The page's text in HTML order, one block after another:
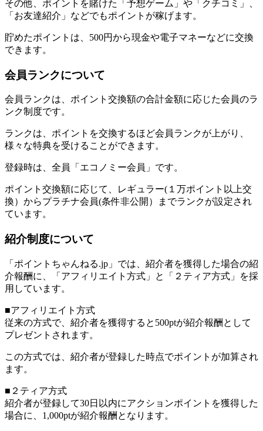
その他、ポイントを賭けた「予想ゲーム」や「クチコミ」、
「お友達紹介」などでもポイントが稼げます。
貯めたポイントは、500円から現金や電子マネーなどに交換
できます。
会員ランクについて
会員ランクは、ポイント交換額の合計金額に応じた会員のラ
ンク制度です。
ランクは、ポイントを交換するほど会員ランクが上がり、
様々な特典を受けることができます。
登録時は、全員「エコノミー会員」です。
ポイント交換額に応じて、レギュラー(１万ポイント以上交
換）からプラチナ会員(条件非公開）までランクが設定され
ています。
紹介制度について
「ポイントちゃんねる.jp」では、紹介者を獲得した場合の紹
介報酬に、「アフィリエイト方式」と「２ティア方式」を採
用しています。
■アフィリエイト方式
従来の方式で、紹介者を獲得すると500ptが紹介報酬として
プレゼントされます。
この方式では、紹介者が登録した時点でポイントが加算され
ます。
■２ティア方式
紹介者が登録して30日以内にアクションポイントを獲得した
場合に、1,000ptが紹介報酬となります。